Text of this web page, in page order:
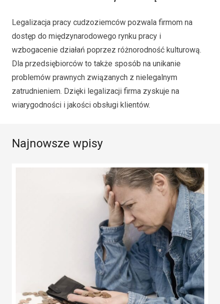
Legalizacja pracy cudzoziemców pozwala firmom na
dostęp do międzynarodowego rynku pracy i
wzbogacenie działań poprzez różnorodność kulturową.
Dla przedsiębiorców to także sposób na unikanie
problemów prawnych związanych z nielegalnym
zatrudnieniem. Dzięki legalizacji firma zyskuje na
wiarygodności i jakości obsługi klientów.
Najnowsze wpisy